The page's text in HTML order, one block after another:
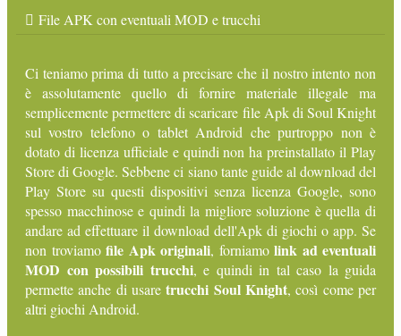
File APK con eventuali MOD e trucchi
Ci teniamo prima di tutto a precisare che il nostro intento non
è assolutamente quello di fornire materiale illegale ma
semplicemente permettere di scaricare file Apk di Soul Knight
sul vostro telefono o tablet Android che purtroppo non è
dotato di licenza ufficiale e quindi non ha preinstallato il Play
Store di Google. Sebbene ci siano tante guide al download del
Play Store su questi dispositivi senza licenza Google, sono
spesso macchinose e quindi la migliore soluzione è quella di
andare ad effettuare il download dell'Apk di giochi o app. Se
non troviamo file Apk originali, forniamo link ad eventuali
MOD con possibili trucchi, e quindi in tal caso la guida
permette anche di usaretrucchi Soul Knight, così come per
altri giochi Android.